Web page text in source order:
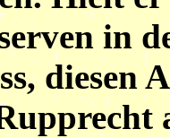
in
diesen